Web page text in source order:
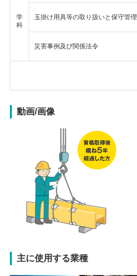
学
科
玉掛け用具等の取り扱いと保守管理
災害事例及び関係法令
動画/画像
主に使用する業種